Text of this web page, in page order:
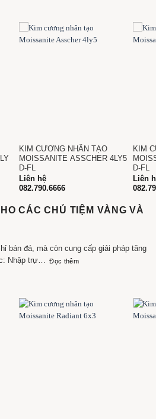
KIM CƯƠNG NHÂN TẠO
MOISSANITE ASSCHER 4LY5
D-FL
Liên hệ
082.790.6666
KIM
D-FL
Liên
CÁC CHỦ TIỆM VÀNG VÀ
bán đá, mà còn cung cấp giải pháp tăng
trưởng cho đối tác: Giá sỉ gốc: Nhập trực tiếp không qua trung gian, giúp đối tác tối ưu hóa biên lợi nhuận. Hỗ trợ kiến thức: Cung cấp thông tin chuyên sâu về kỹ thuật, cách phân biệt và tư vấn thị trường cho các đại lý mới bắt đầu. Cập nhật xu hướng: Luôn là đơn vị đầu tiên đưa các giác cắt mới (Fancy Cuts) và công nghệ đá quý mới nhất về Việt Nam.
Đọc thêm